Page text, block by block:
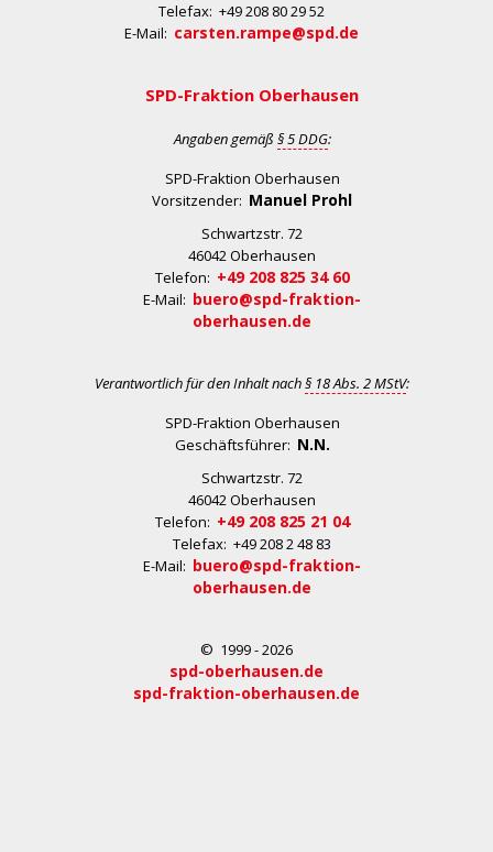
Telefax: +49 208 80 29 52
E-Mail: carsten.rampe@spd.de
SPD-Fraktion Oberhausen
Angaben gemäß § 5 DDG:
SPD-Fraktion Oberhausen
Vorsitzender: Manuel Prohl
Schwartzstr. 72
46042 Oberhausen
Telefon: +49 208 825 34 60
E-Mail: buero@spd-fraktion-
oberhausen.de
Verantwortlich für den Inhalt nach§ 18 Abs. 2 MStV:
SPD-Fraktion Oberhausen
Geschäftsführer: N.N.
Schwartzstr. 72
46042 Oberhausen
Telefon: +49 208 825 21 04
Telefax: +49 208 2 48 83
E-Mail: buero@spd-fraktion-
oberhausen.de
© 1999 - 2026
spd-oberhausen.de
spd-fraktion-oberhausen.de